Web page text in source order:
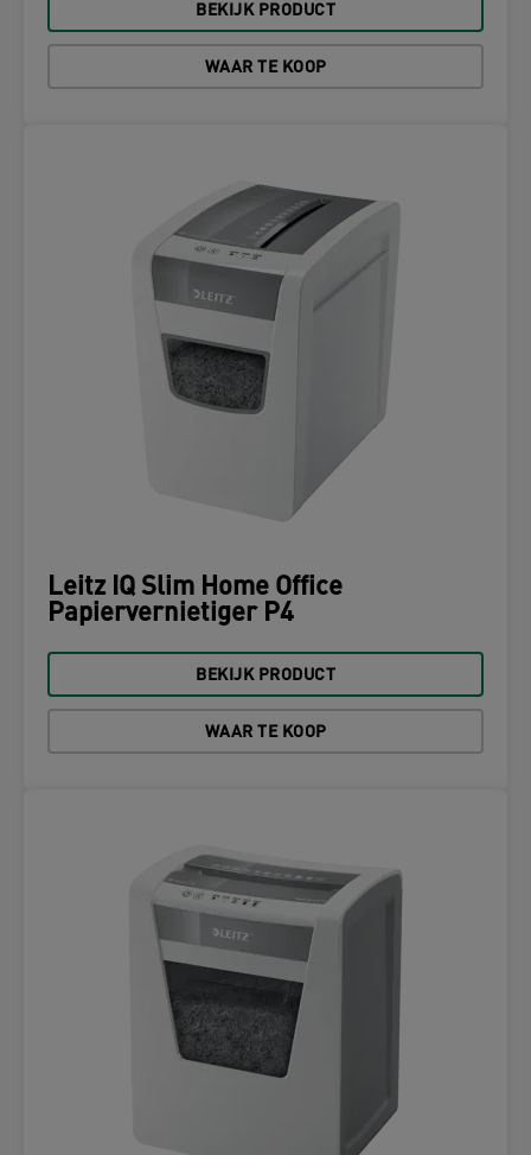
BEKIJK PRODUCT
WAAR TE KOOP
Leitz IQ Slim Home Office
Papiervernietiger P4
BEKIJK PRODUCT
WAAR TE KOOP